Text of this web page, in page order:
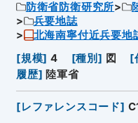
防衛省防衛研究所
兵要地誌
北海南寧付近兵要地
[規模] 4 [種別 ] 図 [
履歴] 陸軍省
[レファレンスコード]